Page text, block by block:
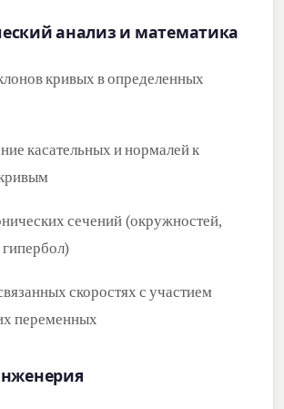
анализ и математика
кривых в определенных
касательных и нормалей к
сечений (окружностей,
гипербол)
скоростях с участием
переменных